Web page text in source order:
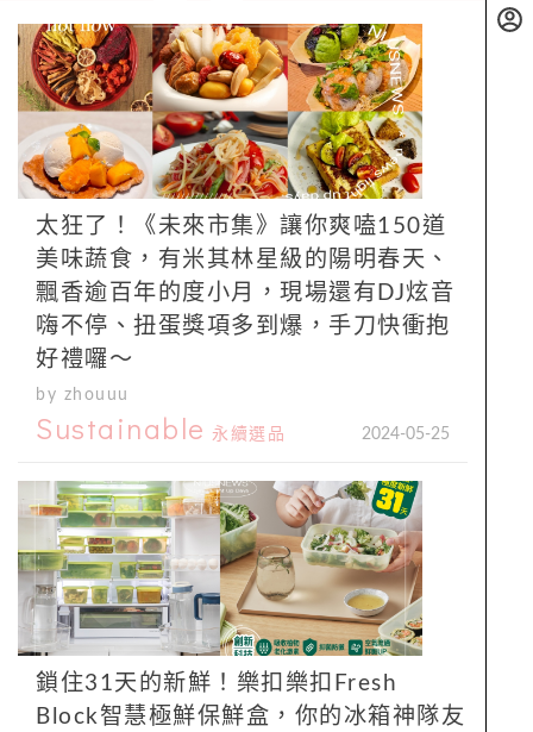
太狂了！《未來市集》讓你爽嗑150道
美味蔬食，有米其林星級的陽明春天、
飄香逾百年的度小月，現場還有DJ炫音
嗨不停、扭蛋獎項多到爆，手刀快衝抱
好禮囉～
by zhouuu
Sustainable 永續選品 2024-05-25
鎖住31天的新鮮！樂扣樂扣Fresh
Block智慧極鮮保鮮盒，你的冰箱神隊友